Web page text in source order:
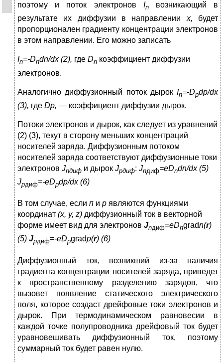
поэтому и поток электронов In
возникающий в
результате их диффузии в направлениих, будет
пропорционален градиенту концентрации электронов
в этом направлении. Его можно записать
In=-Dndn/dx(2), где Dn коэффициент диффузии
электронов.
Аналогично диффузионный поток дырок In=-Dpdp/dx
(3), где Dp, — коэффициент диффузии дырок.
Потоки электронов и дырок, как следует из уравнений
(2) (3), текут в сторону меньших концентраций
носителей заряда. Диффузионным потоком
носителей заряда соответствуют диффузионные токи
электронов Jnдиф и дырок Jpдиф: Jnдиф=eDndn/dx(5)
Jpдиф=-eDpdp/dx(6)
В том случае, если п и р являются функциями
координат (х, у, z) диффузионный ток в векторной
форме имеет вид для электронов Jnдиф=eDngradn(r)
(5) Jpдиф=-eDpgradp(r) (6)
Диффузионный ток, возникший из-за наличия
градиента концентрации носителей заряда, приведет
к пространственному разделению зарядов, что
вызовет появление статического электрического
поля, которое создаст дрейфовые токи электронов и
дырок. При термодинамическом равновесии в
каждой точке полупроводника дрейфовый ток будет
уравновешивать диффузионный ток, поэтому
суммарный ток будет равен нулю.